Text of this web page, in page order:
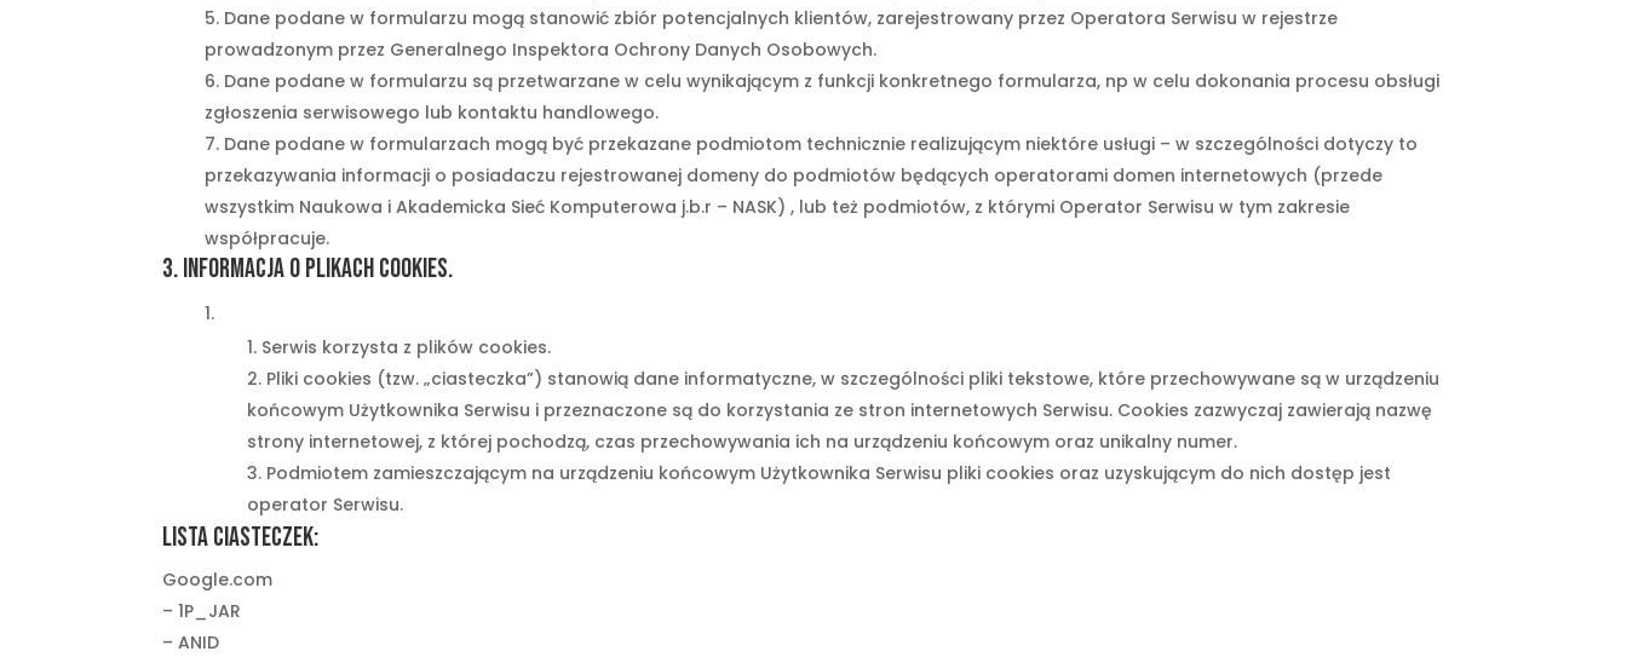
Dane podane w formularzu mogą stanowić zbiór potencjalnych klientów, zarejestrowany przez Operatora Serwisu w rejestrze
prowadzonym przez Generalnego Inspektora Ochrony Danych Osobowych.
Dane podane w formularzu są przetwarzane w celu wynikającym z funkcji konkretnego formularza, np w celu dokonania procesu obsługi
zgłoszenia serwisowego lub kontaktu handlowego.
Dane podane w formularzach mogą być przekazane podmiotom technicznie realizującym niektóre usługi – w szczególności dotyczy to
przekazywania informacji o posiadaczu rejestrowanej domeny do podmiotów będących operatorami domen internetowych (przede
wszystkim Naukowa i Akademicka Sieć Komputerowa j.b.r – NASK) , lub też podmiotów, z którymi Operator Serwisu w tym zakresie
współpracuje.
3. Informacja o plikach cookies.
Serwis korzysta z plików cookies.
Pliki cookies (tzw. „ciasteczka”) stanowią dane informatyczne, w szczególności pliki tekstowe, które przechowywane są w urządzeniu
końcowym Użytkownika Serwisu i przeznaczone są do korzystania ze stron internetowych Serwisu. Cookies zazwyczaj zawierają nazwę
strony internetowej, z której pochodzą, czas przechowywania ich na urządzeniu końcowym oraz unikalny numer.
Podmiotem zamieszczającym na urządzeniu końcowym Użytkownika Serwisu pliki cookies oraz uzyskującym do nich dostęp jest
operator Serwisu.
Lista ciasteczek:
Google.com
– 1P_JAR
– ANID